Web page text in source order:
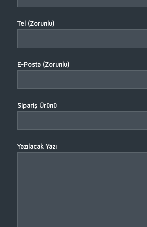
Tel (Zorunlu)
E-Posta (Zorunlu)
Sipariş Ürünü
Yazılacak Yazı